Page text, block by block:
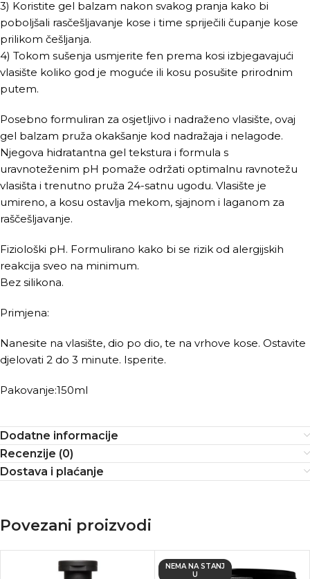
3) Koristite gel balzam nakon svakog pranja kako bi
poboljšali rasčešljavanje kose i time spriječili čupanje kose
prilikom češljanja.
4) Tokom sušenja usmjerite fen prema kosi izbjegavajući
vlasište koliko god je moguće ili kosu posušite prirodnim
putem.
Posebno formuliran za osjetljivo i nadraženo vlasište, ovaj
gel balzam pruža okakšanje kod nadražaja i nelagode.
Njegova hidratantna gel tekstura i formula s
uravnoteženim pH pomaže održati optimalnu ravnotežu
vlasišta i trenutno pruža 24-satnu ugodu. Vlasište je
umireno, a kosu ostavlja mekom, sjajnom i laganom za
raščešljavanje.
Fiziološki pH. Formulirano kako bi se rizik od alergijskih
reakcija sveo na minimum.
Bez silikona.
Primjena:
Nanesite na vlasište, dio po dio, te na vrhove kose. Ostavite
djelovati 2 do 3 minute. Isperite.
Pakovanje:150ml
Dodatne informacije
Recenzije (0)
Dostava i plaćanje
Povezani proizvodi
NEMA NA STANJ
U